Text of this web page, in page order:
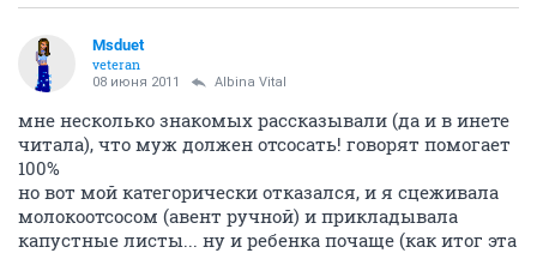
Msduet
veteran
08 июня 2011 Albina Vital
мне несколько знакомых рассказывали (да и в инете
читала), что муж должен отсосать! говорят помогает
100%
но вот мой категорически отказался, и я сцеживала
молокоотсосом (авент ручной) и прикладывала
капустные листы... ну и ребенка почаще (как итог эта